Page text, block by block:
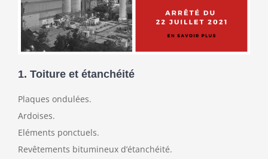
1. Toiture et étanchéité
Plaques ondulées.
Ardoises.
Eléments ponctuels.
Revêtements bitumineux d’étanchéité.